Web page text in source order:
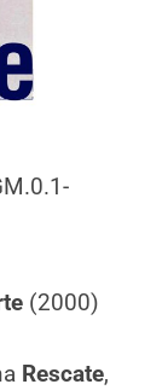
(2000)
Rescate,